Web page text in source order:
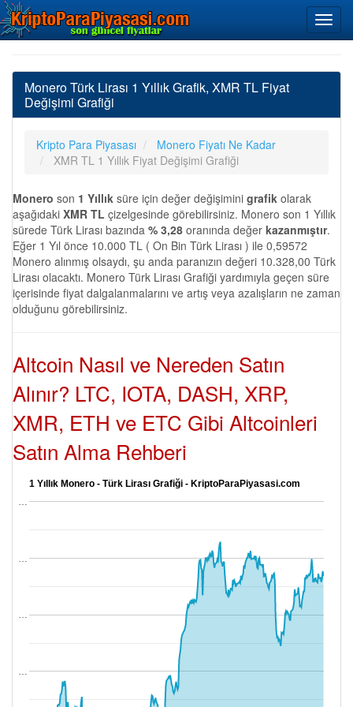
Monero Türk Lirası 1 Yıllık Grafik, XMR TL Fiyat
Değişimi Grafiği
Kripto Para Piyasası
Monero Fiyatı Ne Kadar
XMR TL 1 Yıllık Fiyat Değişimi Grafiği
Monero son 1 Yıllık süre için değer değişimini grafik olarak
aşağıdaki XMR TL çizelgesinde görebilirsiniz. Monero son 1 Yıllık
sürede Türk Lirası bazında % 3,28 oranında değer kazanmıştır.
Eğer 1 Yıl önce 10.000 TL ( On Bin Türk Lirası ) ile 0,59572
Monero alınmış olsaydı, şu anda paranızın değeri 10.328,00 Türk
Lirası olacaktı. Monero Türk Lirası Grafiği yardımıyla geçen süre
içerisinde fiyat dalgalanmalarını ve artış veya azalışların ne zaman
olduğunu görebilirsiniz.
Altcoin Nasıl ve Nereden Satın
Alınır? LTC, IOTA, DASH, XRP,
XMR, ETH ve ETC Gibi Altcoinleri
Satın Alma Rehberi
1 Yıllık Monero - Türk Lirası Grafiği - KriptoParaPiyasasi.com
…
…